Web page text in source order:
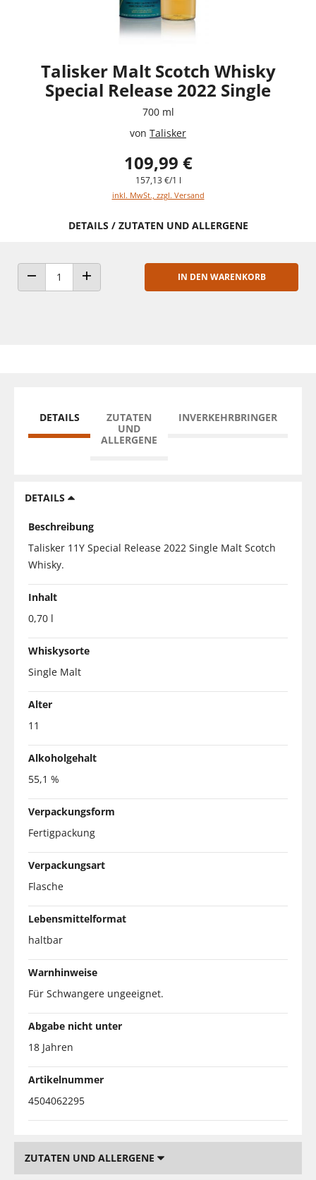
Talisker Malt Scotch Whisky
Special Release 2022 Single
700 ml
von Talisker
109,99 €
157,13 €/1 l
inkl. MwSt., zzgl. Versand
DETAILS / ZUTATEN UND ALLERGENE
ANZAHL VERRINGERNANZAHL ERHÖHEN
IN DEN WARENKORB
DETAILS
ZUTATEN
UND
ALLERGENE
INVERKEHRBRINGER
DETAILS
Beschreibung
Talisker 11Y Special Release 2022 Single Malt Scotch
Whisky.
Inhalt
0,70 l
Whiskysorte
Single Malt
Alter
11
Alkoholgehalt
55,1 %
Verpackungsform
Fertigpackung
Verpackungsart
Flasche
Lebensmittelformat
haltbar
Warnhinweise
Für Schwangere ungeeignet.
Abgabe nicht unter
18 Jahren
Artikelnummer
4504062295
ZUTATEN UND ALLERGENE